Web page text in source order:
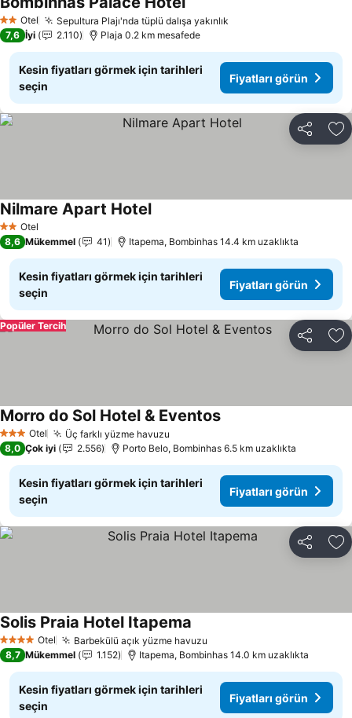
2 Yıldız
Otel Sepultura Plajı'nda tüplü dalışa yakınlık
Fiyatları görün
7,6 İyi 2.110 Plaja 0.2 km mesafede
Kesin fiyatları görmek için tarihleri
seçin
Fiyatları görün
Paylaş
2 Yıldız
Otel
Nilmare Apart HotelFiyatları görün
8,6 Mükemmel 41 Itapema, Bombinhas 14.4 km uzaklıkta
Kesin fiyatları görmek için tarihleri
seçin
Fiyatları görün
Paylaş
Popüler Tercih
3 YıldızOtel Üç farklı yüzme havuzu
Morro do Sol Hotel & EventosFiyatları görün
8,0 Çok iyi 2.556 Porto Belo, Bombinhas 6.5 km uzaklıkta
Kesin fiyatları görmek için tarihleri
seçin
Fiyatları görün
Paylaş
4 Yıldız Otel Barbekülü açık yüzme havuzu
Solis Praia Hotel Itapema
8,7 Mükemmel 1.152 Itapema, Bombinhas 14.0 km uzaklıkta
Kesin fiyatları görmek için tarihleri
seçin
Fiyatları görün